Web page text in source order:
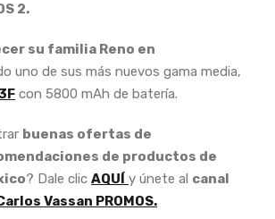
2.
su familia Reno en
uno de sus más nuevos gama media,
con 5800 mAh de batería.
buenas ofertas de
de productos de
? Dale clic AQUÍ y únete al canal
Vassan PROMOS.